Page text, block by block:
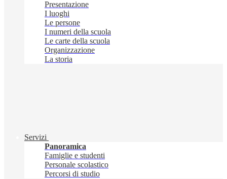
Presentazione
I luoghi
Le persone
I numeri della scuola
Le carte della scuola
Organizzazione
La storia
Servizi
Panoramica
Famiglie e studenti
Personale scolastico
Percorsi di studio